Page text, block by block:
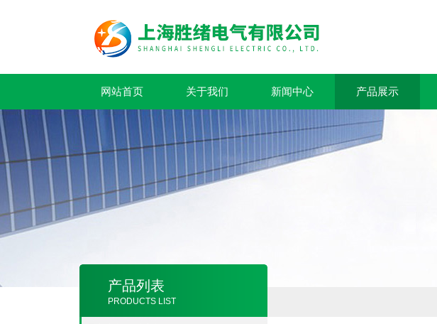
网站首页 关于我们 新闻中心 产品展示
产品列表
PRODUCTS LIST